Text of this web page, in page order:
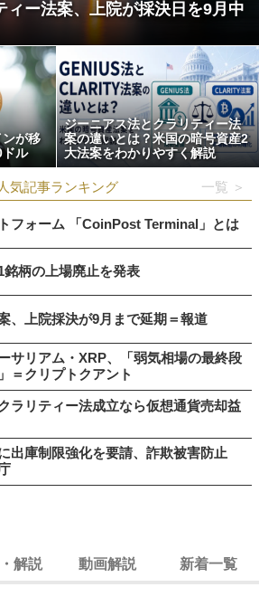
ィー法案、上院が採決日を9月中
が移
ドル
ジーニアス法とクラリティー法
案の違いとは？米国の暗号資産2
大法案をわかりやすく解説
人気記事ランキング 一覧 ＞
フォーム 「CoinPost Terminal」とは
銘柄の上場廃止を発表
、上院採決が9月まで延期＝報道
サリアム・XRP、「弱気相場の最終段
＝クリプトクアント
ラリティー法成立なら仮想通貨売却益
出庫制限強化を要請、詐欺被害防止
解説 動画解説 新着一覧